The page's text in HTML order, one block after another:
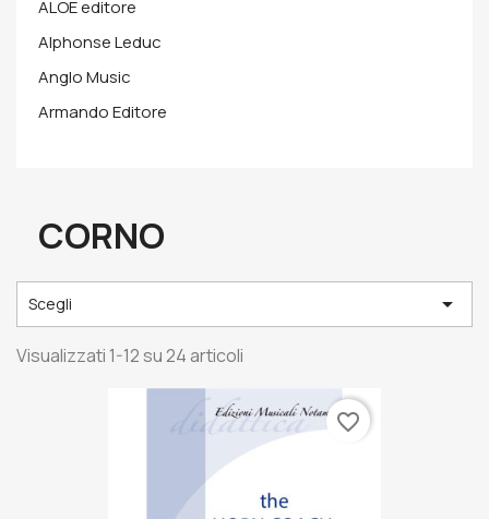
ALOE editore
Alphonse Leduc
Anglo Music
Armando Editore
CORNO
Scegli 
Visualizzati 1-12 su 24 articoli
favorite_border